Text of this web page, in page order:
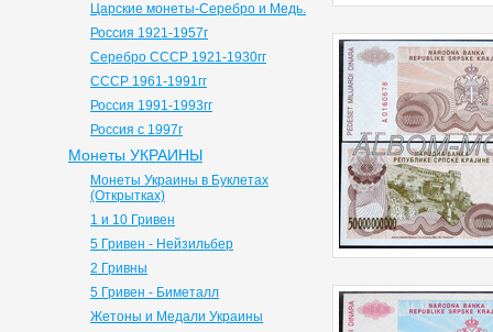
Царские монеты-Серебро и Медь.
Россия 1921-1957г
Серебро СССР 1921-1930гг
СССР 1961-1991гг
Россия 1991-1993гг
Россия с 1997г
Монеты УКРАИНЫ
Монеты Украины в Буклетах
(Открытках)
1 и 10 Гривен
5 Гривен - Нейзильбер
2 Гривны
5 Гривен - Биметалл
Жетоны и Медали Украины